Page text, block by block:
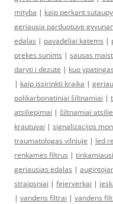
mityba | kaip perkant
geriausia parduotuve
edalas | pavadeliai katems |
prekes sunims | sausas
daryti i dezute | kuo
| kaip issirinkti kraika |
polikarbonatiniai šiltnamiai |
atsiliepimai | šiltnamiai
krautuvai | signalizacijos
traumatologas vilniuje | led
renkamės filtrus |
geriausias ėdalas |
straipsniai | fejerverkai |
| vandens filtrai | vandens